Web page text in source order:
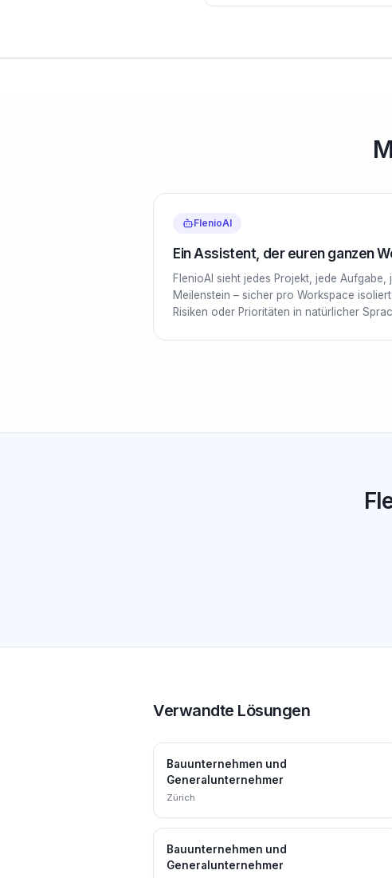
FlenioAI
Ein Assistent, der euren ganzen
FlenioAI sieht jedes Projekt, jede Aufgabe,
Meilenstein – sicher pro Workspace
Risiken oder Prioritäten in natürlicher
Verwandte Lösungen
Bauunternehmen und
Generalunternehmer
Zürich
Bauunternehmen und
Generalunternehmer